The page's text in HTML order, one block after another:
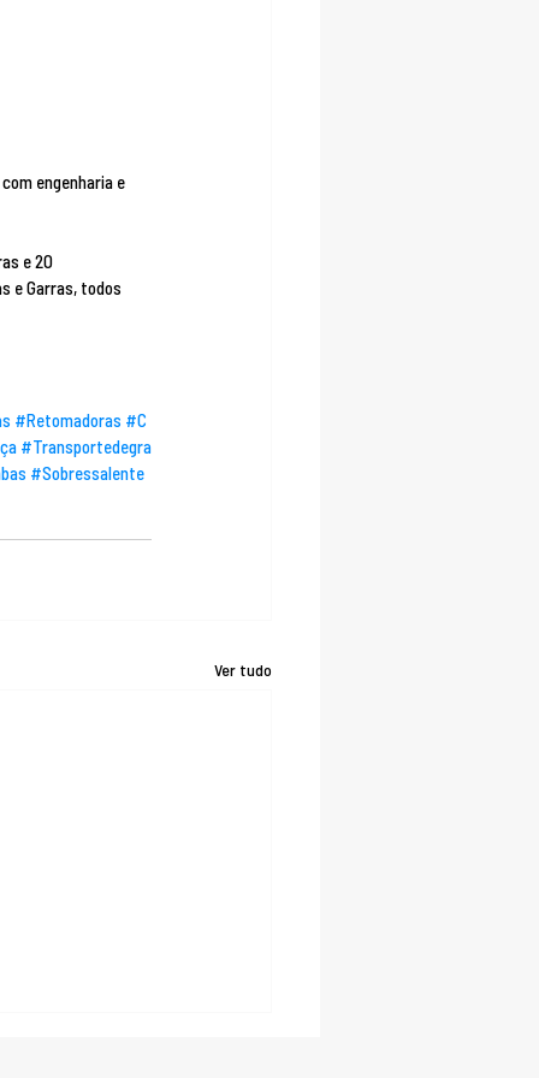
engenharia e
e 20
e Garras, todos
#Retomadoras #C
#Transportedegra
#Sobressalente
Ver tudo